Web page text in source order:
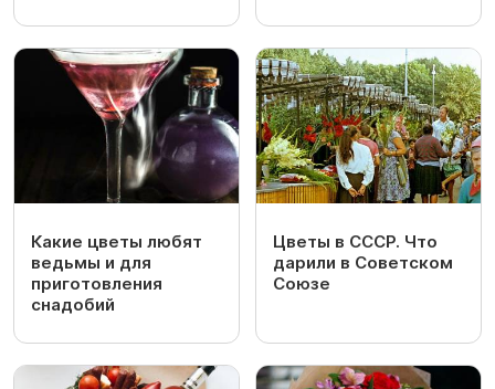
Какие цветы любят
ведьмы и для
приготовления
снадобий
Цветы в СССР. Что
дарили в Советском
Союзе